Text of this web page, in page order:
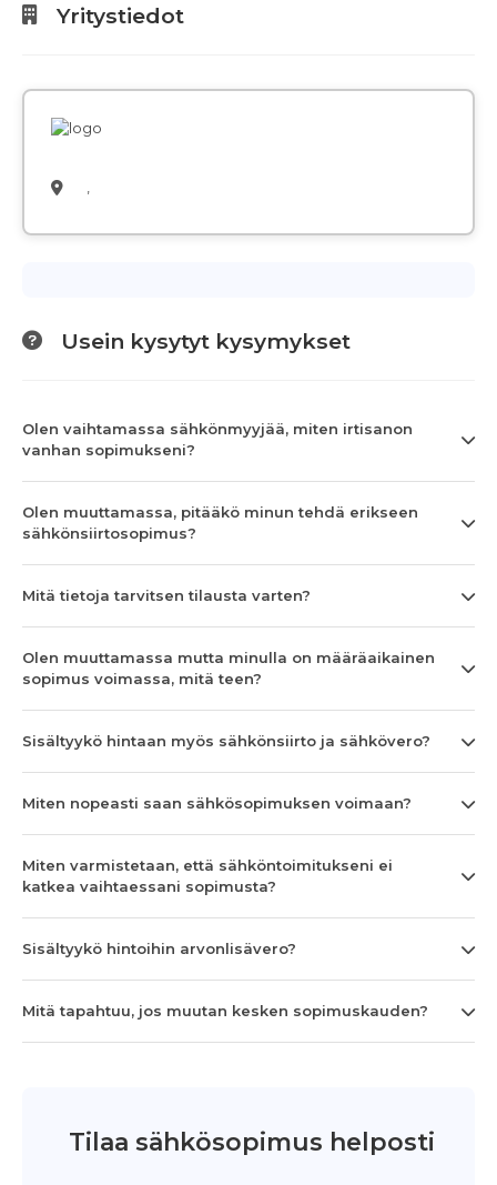
Yritystiedot
,
Usein kysytyt kysymykset
Olen vaihtamassa sähkönmyyjää, miten irtisanon
vanhan sopimukseni?
Olen muuttamassa, pitääkö minun tehdä erikseen
sähkönsiirtosopimus?
Mitä tietoja tarvitsen tilausta varten?
Olen muuttamassa mutta minulla on määräaikainen
sopimus voimassa, mitä teen?
Sisältyykö hintaan myös sähkönsiirto ja sähkövero?
Miten nopeasti saan sähkösopimuksen voimaan?
Miten varmistetaan, että sähköntoimitukseni ei
katkea vaihtaessani sopimusta?
Sisältyykö hintoihin arvonlisävero?
Mitä tapahtuu, jos muutan kesken sopimuskauden?
Tilaa sähkösopimus helposti